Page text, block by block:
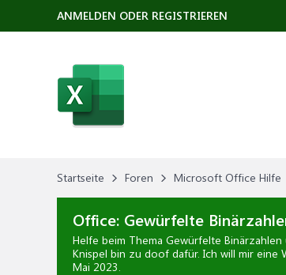
Startseite Foren Microsoft Office Hilfe
Office: Gewürfelte
Helfe beim Thema Gewürfelte
Knispel bin zu doof dafür. Ich will mir eine
Mai 2023.
ANMELDEN ODER REGISTRIEREN